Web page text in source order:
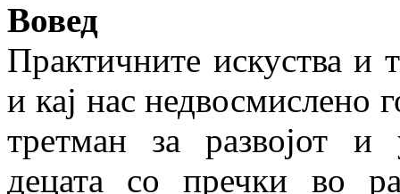
Вовед
Практичните искуства и
и кај нас не­дво­смислено
третман за развојот и
децата со пречки во